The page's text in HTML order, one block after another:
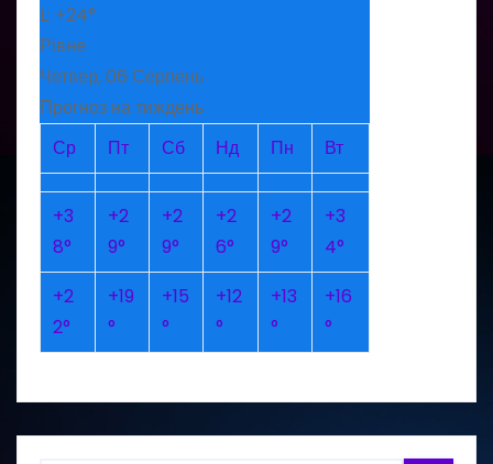
L: +24°
Рівне
Четвер, 06 Серпень
Прогноз на тиждень
Ср
Пт Сб Нд Пн Вт
+3
8°
+2
9°
+2
9°
+2
6°
+2
9°
+3
4°
+2
2°
+19
°
+15
°
+12
°
+13
°
+16
°